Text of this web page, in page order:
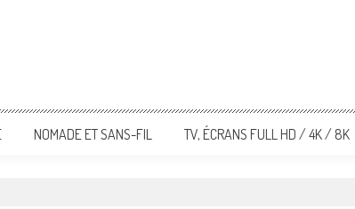
NOMADE ET SANS-FIL TV, ÉCRANS FULL HD / 4K / 8K